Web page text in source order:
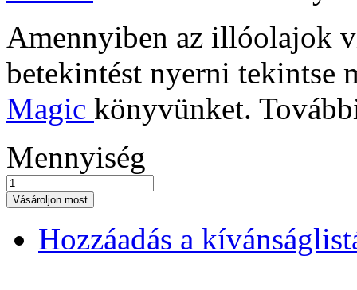
Amennyiben az illóolajok
betekintést nyerni tekintse
Magic könyvünket.
Mennyiség
Vásároljon most
Hozzáadás a